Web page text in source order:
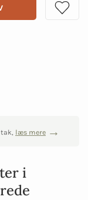
læs mere
i